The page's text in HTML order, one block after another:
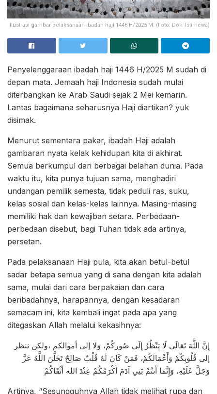
Ilustrasi gambar pelaksanaan ibadah haji 1446 H/2025 M. (Foto: Dok. Istimewa)
Penyelenggaraan ibadah haji 1446 H/2025 M sudah di
depan mata. Jemaah haji Indonesia sudah mulai
diterbangkan ke Arab Saudi sejak 2 Mei kemarin.
Lantas bagaimana seharusnya Haji diartikan? yuk
disimak.
Menurut sementara pakar, ibadah Haji adalah
gambaran nyata kelak kehidupan kita di akhirat.
Semua berkumpul dari berbagai belahan dunia. Pada
waktu itu, kita punya tujuan sama, menghadiri
undangan pemilik semesta, tidak peduli ras, suku,
kelas sosial dan kelas-kelas lainnya. Masing-masing
memiliki hak dan kewajiban setara. Perbedaan-
perbedaan disebut, bagi Tuhan tidak ada artinya,
persetan.
Pada pelaksanaan Haji pula, kita akan betul-betul
sadar betapa semua yang di sana dengan kita adalah
sama, mulai dari cara berpakaian dan cara
beribadahnya, harapannya, dengan kesadaran
semacam ini, kita kembali ingat pada apa yang
ditegaskan Allah melalui kekasihnya:
إِنَّ اللَّهَ تَعَالَى لَا يَنْظُرُ إِلَى صُوركُمْ، وَلا إلى أموالكم ،ولكن ننظر
إلى قُلُوبِكُمْ وَأَعْمَالَكُمْ، فَمَنْ كَانَ لَهُ قُلْبٌ صَالِحٌ تَخَلَّنَ اللَّهُ عَزَّ
وَجَلَّ عَلَيْهِ، وَإِنَّمَا أَنتُمْ بَنِي آدَمَ أَكْرَمُكُمْ عِنْدَ الله أَثْقَاكُمْ
Artinya, “Sesungguhnya Allah tidak melihat rupa dan